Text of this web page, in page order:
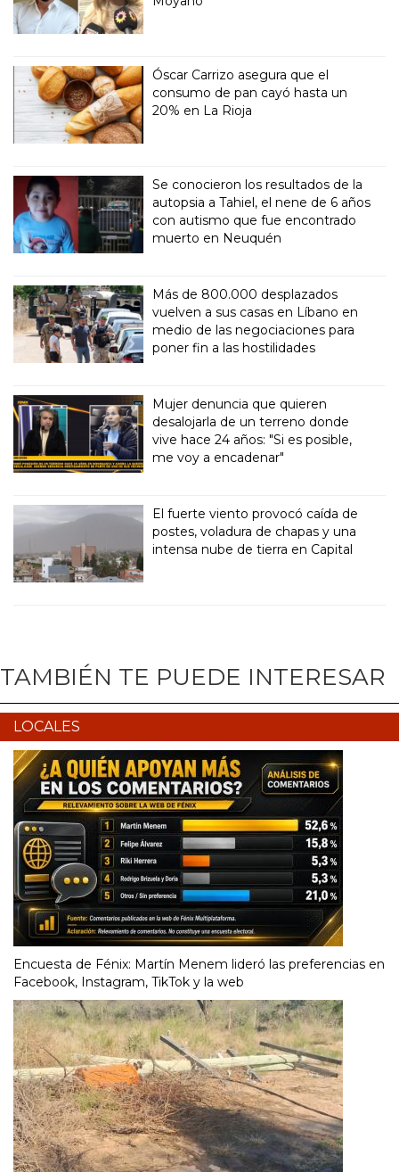
Óscar Carrizo asegura que el
consumo de pan cayó hasta un
20% en La Rioja
Se conocieron los resultados de la
autopsia a Tahiel, el nene de 6 años
con autismo que fue encontrado
muerto en Neuquén
Más de 800.000 desplazados
vuelven a sus casas en Líbano en
medio de las negociaciones para
poner fin a las hostilidades
Mujer denuncia que quieren
desalojarla de un terreno donde
vive hace 24 años: "Si es posible,
me voy a encadenar"
El fuerte viento provocó caída de
postes, voladura de chapas y una
intensa nube de tierra en Capital
TAMBIÉN TE PUEDE INTERESAR
LOCALES
Encuesta de Fénix: Martín Menem lideró las preferencias en
Facebook, Instagram, TikTok y la web